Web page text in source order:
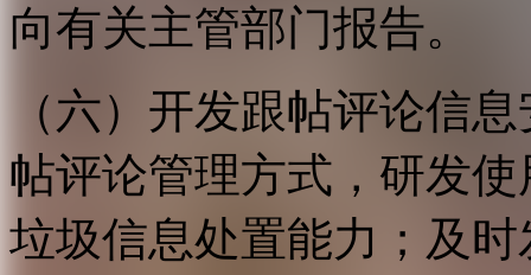
向有关主管部门报告。
（六）开发跟帖评论信
帖评论管理方式，研发
垃圾信息处置能力；及